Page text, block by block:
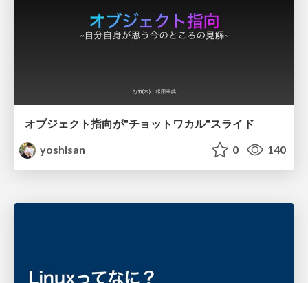
オブジェクト指向が"チョットワカル"スライド
yoshisan
0 140